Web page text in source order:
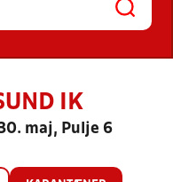
IK
maj, Pulje 6